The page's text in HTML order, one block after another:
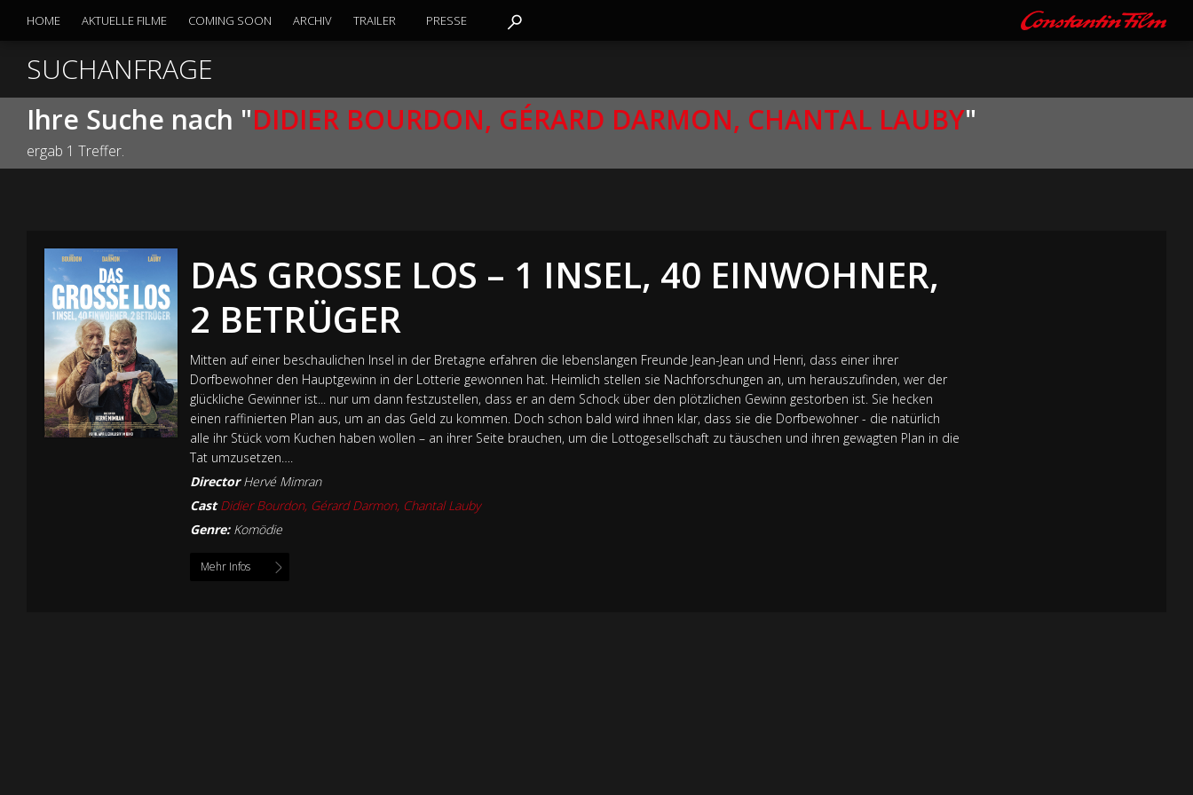
SUCHANFRAGE
Ihre Suche nach "DIDIER BOURDON, GÉRARD DARMON, CHANTAL LAUBY"
ergab 1 Treffer.
DAS GROSSE LOS – 1 INSEL, 40 EINWOHNER,
2 BETRÜGER
Mitten auf einer beschaulichen Insel in der Bretagne erfahren die lebenslangen Freunde Jean-Jean und Henri, dass einer ihrer
Dorfbewohner den Hauptgewinn in der Lotterie gewonnen hat. Heimlich stellen sie Nachforschungen an, um herauszufinden, wer der
glückliche Gewinner ist... nur um dann festzustellen, dass er an dem Schock über den plötzlichen Gewinn gestorben ist. Sie hecken
einen raffinierten Plan aus, um an das Geld zu kommen. Doch schon bald wird ihnen klar, dass sie die Dorfbewohner - die natürlich
alle ihr Stück vom Kuchen haben wollen – an ihrer Seite brauchen, um die Lottogesellschaft zu täuschen und ihren gewagten Plan in die
Tat umzusetzen….
Director Hervé Mimran
Cast Didier Bourdon, Gérard Darmon, Chantal Lauby
Genre: Komödie
Mehr Infos
HOME AKTUELLE FILME COMING SOON ARCHIV TRAILER PRESSE